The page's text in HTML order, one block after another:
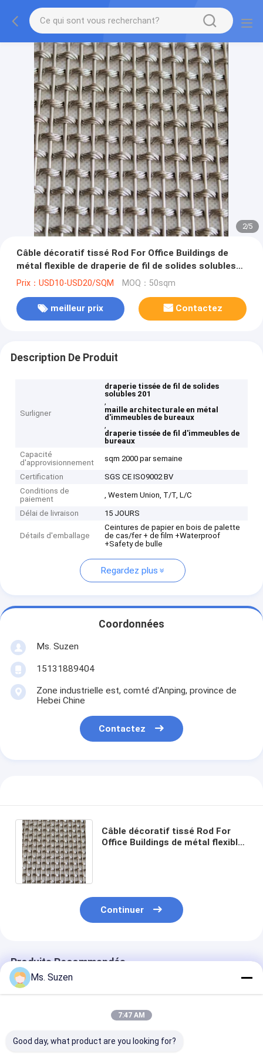
2/5
Câble décoratif tissé Rod For Office Buildings de
métal flexible de draperie de fil de solides solubles
201
Prix：USD10-USD20/SQM MOQ：50sqm
meilleur prix Contactez
Description De Produit
Surligner
draperie tissée de fil de solides
solubles 201
,
maille architecturale en métal
d'immeubles de bureaux
,
draperie tissée de fil d'immeubles de
bureaux
Capacité
d'approvisionnement
sqm 2000 par semaine
Certification
SGS CE ISO9002 BV
Conditions de
paiement
, Western Union, T/T, L/C
Délai de livraison 15 JOURS
Détails d'emballage
Ceintures de papier en bois de palette
de cas/fer + de film +Waterproof
+Safety de bulle
Regardez plus
Coordonnées
Ms. Suzen
15131889404
Zone industrielle est, comté d'Anping, province de
Hebei Chine
Contactez
Câble décoratif tissé Rod For
Office Buildings de métal flexible
Continuer
Produits Recommandés
Ms. Suzen
7:47 AM
Good day, what product are you looking for?